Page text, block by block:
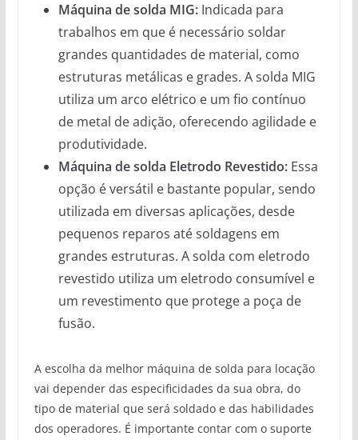
Máquina de solda MIG:Indicada para
trabalhos em que é necessário soldar
grandes quantidades de material, como
estruturas metálicas e grades. A solda MIG
utiliza um arco elétrico e um fio contínuo
de metal de adição, oferecendo agilidade e
produtividade.
Máquina de solda Eletrodo Revestido:Essa
opção é versátil e bastante popular, sendo
utilizada em diversas aplicações, desde
pequenos reparos até soldagens em
grandes estruturas. A solda com eletrodo
revestido utiliza um eletrodo consumível e
um revestimento que protege a poça de
fusão.
A escolha da melhor máquina de solda para locação
vai depender das especificidades da sua obra, do
tipo de material que será soldado e das habilidades
dos operadores. É importante contar com o suporte